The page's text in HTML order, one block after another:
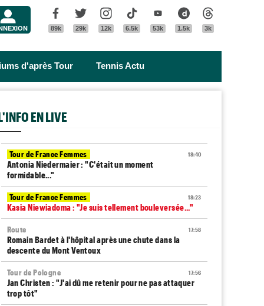
Facebook
89k
Twitter
29k
Instagram
12k
Tik Tok
6.5k
Youtube
53k
Dailymotion
1.5k 3k
d'après Tour Tennis Actu
EN LIVE
18:40
Tour de France Femmes
Antonia Niedermaier : "C'était un moment
formidable..."
18:23
Tour de France Femmes
Kasia Niewiadoma : "Je suis tellement bouleversée..."
17:58
Route
Romain Bardet à l'hôpital après une chute dans la
descente du Mont Ventoux
17:56
Tour de Pologne
Jan Christen : "J'ai dû me retenir pour ne pas attaquer
trop tôt"